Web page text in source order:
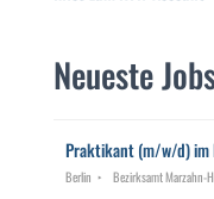
Neueste
Praktikant (m/w/d) im
Berlin Bezirksamt Marzahn-